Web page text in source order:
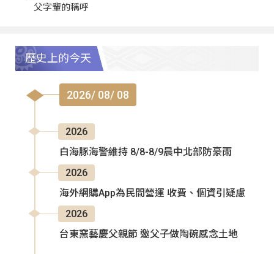
父字輩的稱呼
歷史上的今天
2026/ 08/ 08
2026
白海豚海警維持 8/8-8/9晨中北部防豪雨
2026
海外網購App為民間營運 收費、個資引疑慮
2026
台東窯藝慶父親節 邀父子做陶碗感念土地